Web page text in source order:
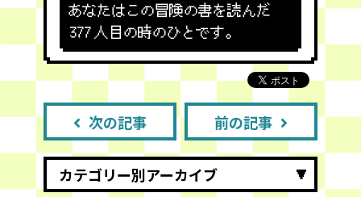
あなたはこの冒険の書を読んだ
377 人目の時のひとです。
次の記事 前の記事